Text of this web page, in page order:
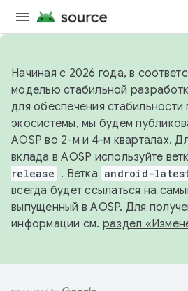
Начиная с 2026 года, в
моделью стабильной
для обеспечения
экосистемы, мы будем
AOSP во 2-м и 4-м кварталах.
вклада в AOSP используйте
release . Ветка android-
всегда будет ссылаться на
выпущенный в AOSP. Для
информации см. раздел